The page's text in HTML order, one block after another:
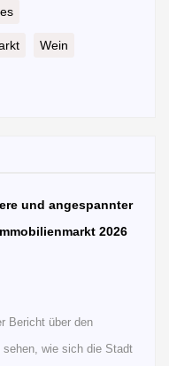
Wein
und angespannter
2026
Bericht über den
wie sich die Stadt